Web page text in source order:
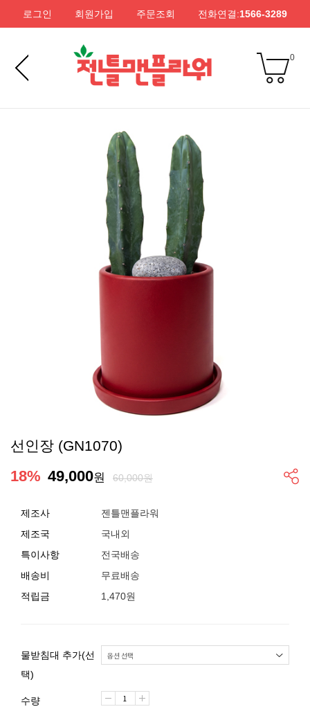
로그인 회원가입 주문조회 전화연결:1566-3289
0
선인장 (GN1070)
18% 49,000원 60,000원
제조사
젠틀맨플라워
제조국
국내외
특이사항
전국배송
배송비
무료배송
적립금
1,470원
물받침대 추가(선
택)
수량